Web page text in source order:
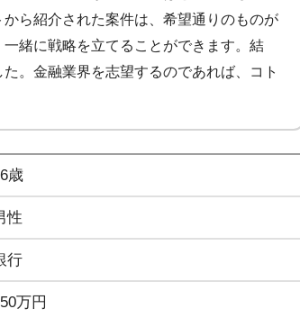
ら紹介された案件は、希望通りのものが
緒に戦略を立てることができます。結
。金融業界を志望するのであれば、コト
歳
性
行
万円